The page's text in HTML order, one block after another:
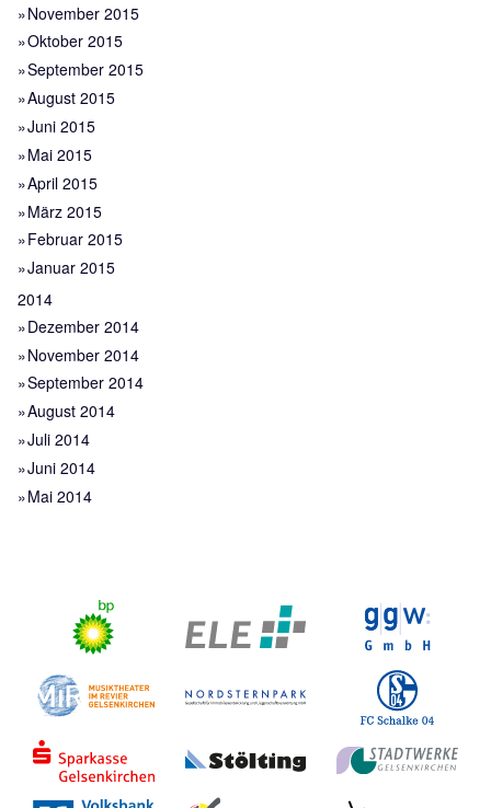
November 2015
Oktober 2015
September 2015
August 2015
Juni 2015
Mai 2015
April 2015
März 2015
Februar 2015
Januar 2015
2014
Dezember 2014
November 2014
September 2014
August 2014
Juli 2014
Juni 2014
Mai 2014